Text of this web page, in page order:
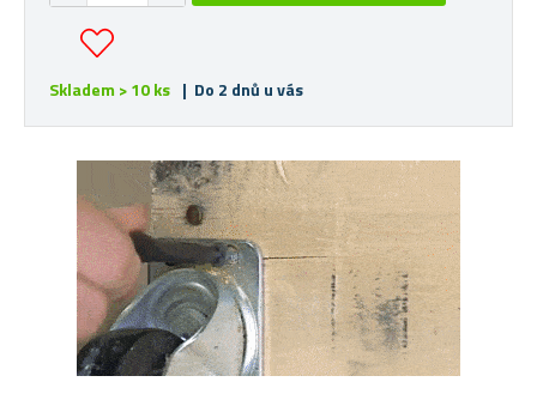
Skladem > 10 ks | Do 2 dnů u vás